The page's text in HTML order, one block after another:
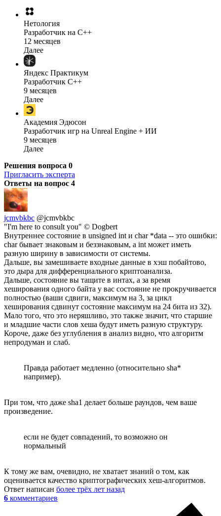
Нетология
Разработчик на C++
12 месяцев
Далее
Яндекс Практикум
Разработчик C++
9 месяцев
Далее
Академия Эдюсон
Разработчик игр на Unreal Engine + ИИ
9 месяцев
Далее
Решения вопроса 0
Пригласить эксперта
Ответы на вопрос 4
jcmvbkbc @jcmvbkbc
"I'm here to consult you" © Dogbert
Внутреннее состояние в unsigned int и char *data -- это ошибки:
char бывает знаковым и беззнаковым, а int может иметь
разную ширину в зависимости от системы.
Дальше, вы замешиваете входные данные в хэш побайтово,
это дыра для дифференциального криптоанализа.
Дальше, состояние вы тащите в интах, а за время
хеширования одного байта у вас состояние не прокручивается
полностью (ваши сдвиги, максимум на 3, за цикл
хеширования сдвинут состояние максимум на 24 бита из 32).
Мало того, что это неряшливо, это также значит, что старшие
и младшие части слов хеша будут иметь разную структуру.
Короче, даже без углубления в анализ видно, что алгоритм
непродуман и слаб.
Правда работает медленно (относительно sha*
например).
При том, что даже sha1 делает больше раундов, чем ваше
произведение.
если не будет совпадений, то возможно он
нормальный
К тому же вам, очевидно, не хватает знаний о том, как
оценивается качество криптографических хеш-алгоритмов.
Ответ написан более трёх лет назад
6 комментариев